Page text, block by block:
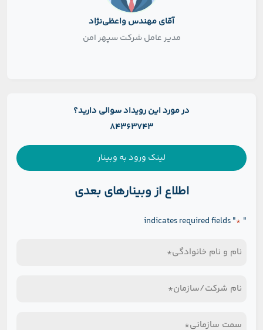
آقای مهندس واعظی‌نژاد
مدیر عامل شرکت سپهر امن
در مورد این رویداد سوالی دارید؟
84363743
لینک ورود به وبینار
اطلاع از وبینارهای بعدی
"
*
" indicates required fields
نام
نام
*
نام
سازمان
سمت